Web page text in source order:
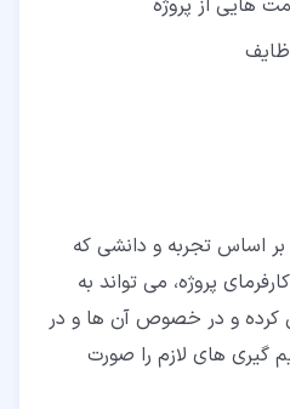
هایی از پروژه
اساس تجربه و دانشی که
پروژه، می تواند به
کرده و در خصوص آن ها و در
های لازم را صورت